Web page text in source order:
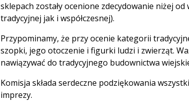
sklepach zostały ocenione zdecydowanie niżej
tradycyjnej jak i współczesnej).
Przypominamy, że przy ocenie kategorii
szopki, jego otoczenie i figurki ludzi i zwierząt.
nawiązywać do tradycyjnego budownictwa
Komisja składa serdeczne podziękowania
imprezy.